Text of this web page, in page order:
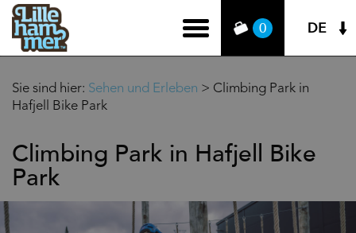
0 DE
Sie sind hier: Sehen und Erleben > Climbing Park in
Hafjell Bike Park
Climbing Park in Hafjell Bike
Park